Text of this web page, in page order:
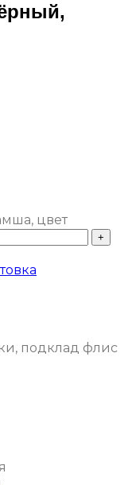
цвет
подклад флис